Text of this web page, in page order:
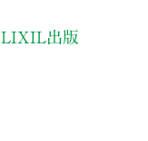
LIXIL出版